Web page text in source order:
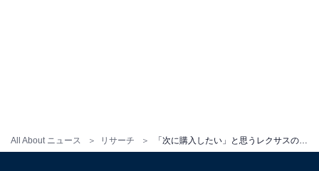
All About ニュース リサーチ